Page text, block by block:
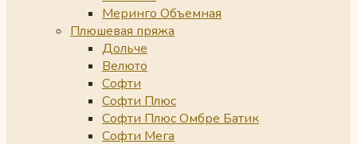
Меринго Объемная
Плюшевая пряжа
Дольче
Велюто
Софти
Софти Плюс
Софти Плюс Омбре Батик
Софти Мега